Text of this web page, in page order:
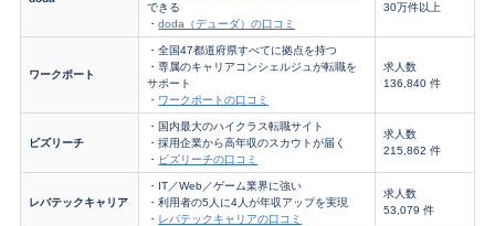
できる
・doda（デューダ）の口コミ
30万件以上
ワークポート
・全国47都道府県すべてに拠点を持つ
・専属のキャリアコンシェルジュが転職を
サポート
・ ワークポートの口コミ
求人数
136,840 件
ビズリーチ
・国内最大のハイクラス転職サイト
・採用企業から高年収のスカウトが届く
・ ビズリーチの口コミ
求人数
215,862 件
レバテックキャリア
・IT／Web／ゲーム業界に強い
・利用者の5人に4人が年収アップを実現
・ レバテックキャリアの口コミ
求人数
53,079 件